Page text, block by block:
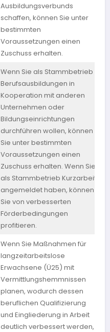
Ausbildungsverbunds
schaffen, können Sie unter
bestimmten
Voraussetzungen einen
Zuschuss erhalten.
Wenn Sie als Stammbetrieb
Berufsausbildungen in
Kooperation mit anderen
Unternehmen oder
Bildungseinrichtungen
durchführen wollen, können
Sie unter bestimmten
Voraussetzungen einen
Zuschuss erhalten. Wenn Sie
als Stammbetrieb Kurzarbeit
angemeldet haben, können
Sie von verbesserten
Förderbedingungen
profitieren.
Wenn Sie Maßnahmen für
langzeitarbeitslose
Erwachsene (Ü25) mit
Vermittlungshemmnissen
planen, wodurch dessen
beruflichen Qualifizierung
und Eingliederung in Arbeit
deutlich verbessert werden,